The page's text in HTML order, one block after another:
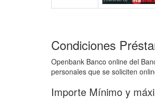
Condiciones
Openbank Banco online del
personales que se soliciten
Importe Mínimo y